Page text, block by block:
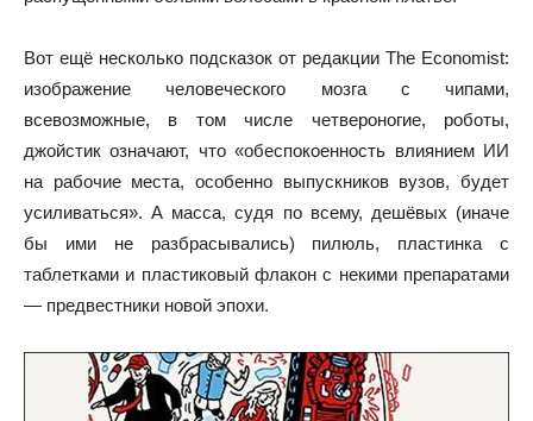
Вот ещё несколько подсказок от редакции The Economist:
изображение человеческого мозга с чипами,
всевозможные, в том числе четвероногие, роботы,
джойстик означают, что «обеспокоенность влиянием ИИ
на рабочие места, особенно выпускников вузов, будет
усиливаться». А масса, судя по всему, дешёвых (иначе
бы ими не разбрасывались) пилюль, пластинка с
таблетками и пластиковый флакон с некими препаратами
— предвестники новой эпохи.